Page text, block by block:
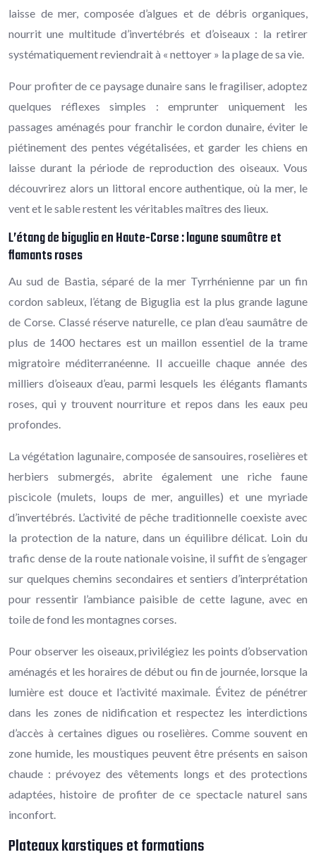
laisse de mer, composée d’algues et de débris organiques,
nourrit une multitude d’invertébrés et d’oiseaux : la retirer
systématiquement reviendrait à « nettoyer » la plage de sa vie.
Pour profiter de ce paysage dunaire sans le fragiliser, adoptez
quelques réflexes simples : emprunter uniquement les
passages aménagés pour franchir le cordon dunaire, éviter le
piétinement des pentes végétalisées, et garder les chiens en
laisse durant la période de reproduction des oiseaux. Vous
découvrirez alors un littoral encore authentique, où la mer, le
vent et le sable restent les véritables maîtres des lieux.
L’étang de biguglia en Haute-Corse : lagune saumâtre et
flamants roses
Au sud de Bastia, séparé de la mer Tyrrhénienne par un fin
cordon sableux, l’étang de Biguglia est la plus grande lagune
de Corse. Classé réserve naturelle, ce plan d’eau saumâtre de
plus de 1400 hectares est un maillon essentiel de la trame
migratoire méditerranéenne. Il accueille chaque année des
milliers d’oiseaux d’eau, parmi lesquels les élégants flamants
roses, qui y trouvent nourriture et repos dans les eaux peu
profondes.
La végétation lagunaire, composée de sansouires, roselières et
herbiers submergés, abrite également une riche faune
piscicole (mulets, loups de mer, anguilles) et une myriade
d’invertébrés. L’activité de pêche traditionnelle coexiste avec
la protection de la nature, dans un équilibre délicat. Loin du
trafic dense de la route nationale voisine, il suffit de s’engager
sur quelques chemins secondaires et sentiers d’interprétation
pour ressentir l’ambiance paisible de cette lagune, avec en
toile de fond les montagnes corses.
Pour observer les oiseaux, privilégiez les points d’observation
aménagés et les horaires de début ou fin de journée, lorsque la
lumière est douce et l’activité maximale. Évitez de pénétrer
dans les zones de nidification et respectez les interdictions
d’accès à certaines digues ou roselières. Comme souvent en
zone humide, les moustiques peuvent être présents en saison
chaude : prévoyez des vêtements longs et des protections
adaptées, histoire de profiter de ce spectacle naturel sans
inconfort.
Plateaux karstiques et formations